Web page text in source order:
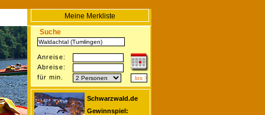
Meine Merkliste
Suche
Anreise:
Abreise:
für min.
Schwarzwald.de
Gewinnspiel: